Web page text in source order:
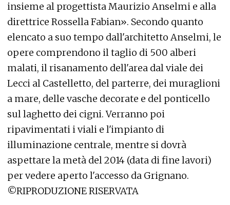
insieme al progettista Maurizio Anselmi e alla
direttrice Rossella Fabian». Secondo quanto
elencato a suo tempo dall'architetto Anselmi, le
opere comprendono il taglio di 500 alberi
malati, il risanamento dell'area dal viale dei
Lecci al Castelletto, del parterre, dei muraglioni
a mare, delle vasche decorate e del ponticello
sul laghetto dei cigni. Verranno poi
ripavimentati i viali e l'impianto di
illuminazione centrale, mentre si dovrà
aspettare la metà del 2014 (data di fine lavori)
per vedere aperto l'accesso da Grignano.
©RIPRODUZIONE RISERVATA